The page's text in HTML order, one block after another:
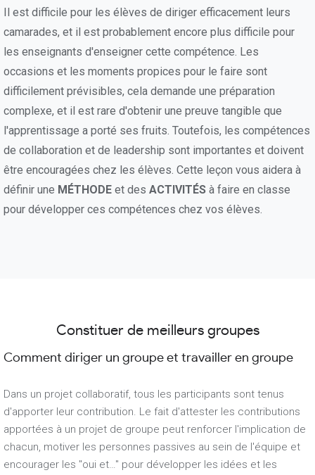
Il est difficile pour les élèves de diriger efficacement leurs
camarades, et il est probablement encore plus difficile pour
les enseignants d'enseigner cette compétence. Les
occasions et les moments propices pour le faire sont
difficilement prévisibles, cela demande une préparation
complexe, et il est rare d'obtenir une preuve tangible que
l'apprentissage a porté ses fruits. Toutefois, les compétences
de collaboration et de leadership sont importantes et doivent
être encouragées chez les élèves. Cette leçon vous aidera à
définir une MÉTHODE et des ACTIVITÉS à faire en classe
pour développer ces compétences chez vos élèves.
Constituer de meilleurs groupes
Comment diriger un groupe et travailler en groupe
Dans un projet collaboratif, tous les participants sont tenus
d'apporter leur contribution. Le fait d'attester les contributions
apportées à un projet de groupe peut renforcer l'implication de
chacun, motiver les personnes passives au sein de l'équipe et
encourager les "oui et…" pour développer les idées et les